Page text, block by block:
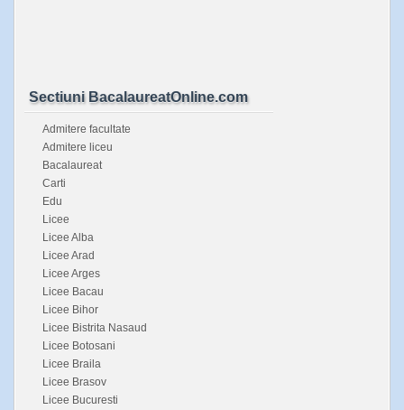
Sectiuni BacalaureatOnline.com
Admitere facultate
Admitere liceu
Bacalaureat
Carti
Edu
Licee
Licee Alba
Licee Arad
Licee Arges
Licee Bacau
Licee Bihor
Licee Bistrita Nasaud
Licee Botosani
Licee Braila
Licee Brasov
Licee Bucuresti